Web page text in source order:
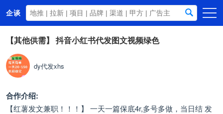
企谈
首页
商务资源
资讯动态
关于我们
【其他供需】 抖音小红书代发图文视频绿色
dy代发xhs
合作介绍:
【红薯发文兼职！！！】 一天一篇保底4r,多号多做，当日结 发